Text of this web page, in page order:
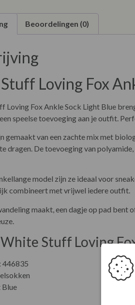
Beoordelingen (0)
Loving Fox
Loving Fox Ankle Sock Light Blue
speelse toevoeging aan je outfit.
gemaakt van een zachte mix met
dragen. De toevoeging van
model zijn ze ideaal voor
combineert met vrijwel iedere outfit.
maakt, een dagje op pad
Stuff Loving
446835
Blue